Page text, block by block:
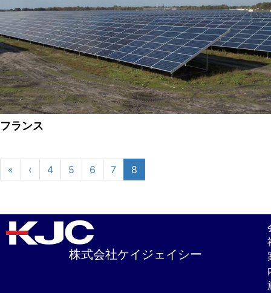
フランス
« ‹ 4 5 6 7 8
株式会社ケイジェイシー